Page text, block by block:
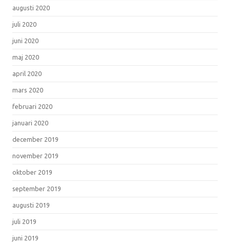
augusti 2020
juli 2020
juni 2020
maj 2020
april 2020
mars 2020
februari 2020
januari 2020
december 2019
november 2019
oktober 2019
september 2019
augusti 2019
juli 2019
juni 2019